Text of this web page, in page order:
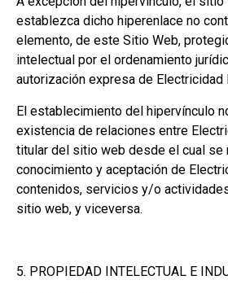
establezca dicho hiperenlace no
elemento, de este Sitio Web,
intelectual por el ordenamiento
autorización expresa de Electricidad
El establecimiento del hipervínculo
existencia de relaciones entre
titular del sitio web desde el cual se
conocimiento y aceptación de
contenidos, servicios y/o
sitio web, y viceversa.
5. PROPIEDAD INTELECTUAL E